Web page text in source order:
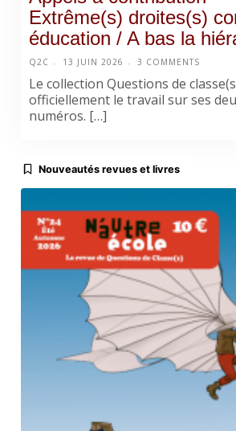
Extrême(s) droites(s)
éducation / A bas la
Q2C 13 JUIN 2026 3 COMMENTS
Le collection Questions de
officiellement le travail sur ses
numéros. […]
Nouveautés revues et livres